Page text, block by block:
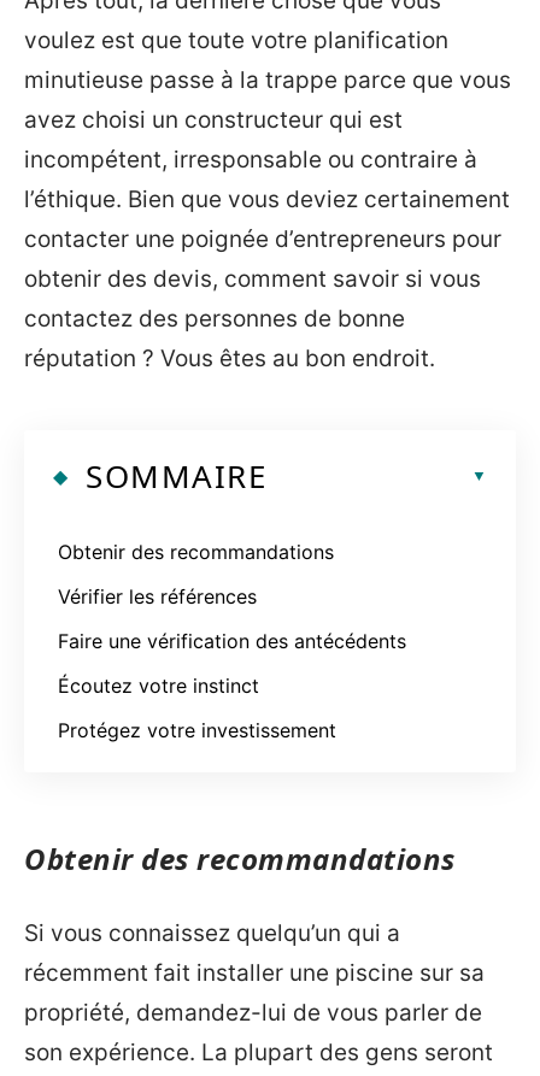
voulez est que toute votre planification
minutieuse passe à la trappe parce que vous
avez choisi un constructeur qui est
incompétent, irresponsable ou contraire à
l’éthique. Bien que vous deviez certainement
contacter une poignée d’entrepreneurs pour
obtenir des devis, comment savoir si vous
contactez des personnes de bonne
réputation ? Vous êtes au bon endroit.
SOMMAIRE
Obtenir des recommandations
Vérifier les références
Faire une vérification des antécédents
Écoutez votre instinct
Protégez votre investissement
Obtenir des recommandations
Si vous connaissez quelqu’un qui a
récemment fait installer une piscine sur sa
propriété, demandez-lui de vous parler de
son expérience. La plupart des gens seront